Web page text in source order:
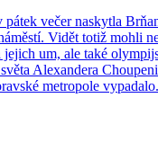
pátek večer naskytla
Vidět totiž mohli
jejich um, ale také
Alexandera
metropole vypadalo.